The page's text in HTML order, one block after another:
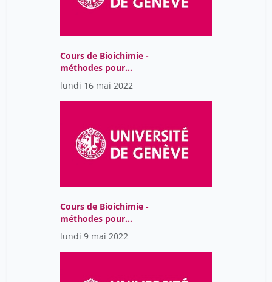
Cours de Bioichimie -
méthodes pour
biologistes
lundi 16 mai 2022
Cours de Bioichimie -
méthodes pour
biologistes
lundi 9 mai 2022